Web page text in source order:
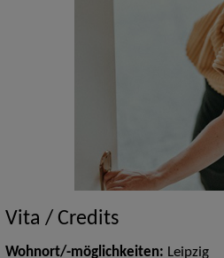
Vita / Credits
Wohnort/-möglichkeiten: Leipzig